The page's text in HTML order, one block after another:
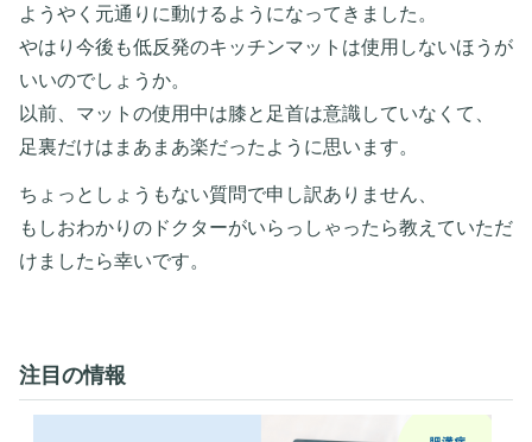
ようやく元通りに動けるようになってきました。
やはり今後も低反発のキッチンマットは使用しないほうが
いいのでしょうか。
以前、マットの使用中は膝と足首は意識していなくて、
足裏だけはまあまあ楽だったように思います。
ちょっとしょうもない質問で申し訳ありません、
もしおわかりのドクターがいらっしゃったら教えていただ
けましたら幸いです。
注目の情報